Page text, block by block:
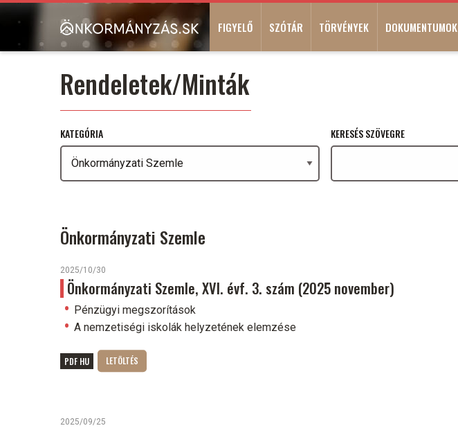
Ugrás
tartalomra
Main
navigation
FIGYELŐ SZÓTÁR TÖRVÉNYEK DOKUMENTUMOK
Rendeletek/Minták
KATEGÓRIA KERESÉS SZÖVEGRE
Önkormányzati Szemle
2025/10/30
Önkormányzati Szemle, XVI. évf. 3. szám (2025 november)
Pénzügyi megszorítások
A nemzetiségi iskolák helyzetének elemzése
PDF HU
2025/09/25